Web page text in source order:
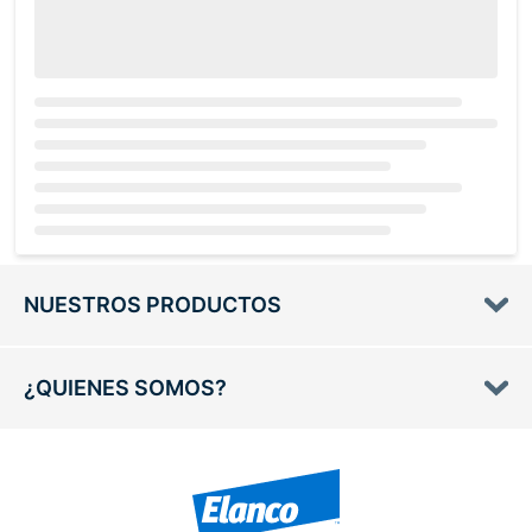
Loading...
NUESTROS PRODUCTOS
¿QUIENES SOMOS?